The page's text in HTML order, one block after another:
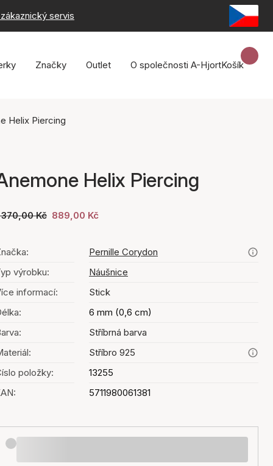
servis
Značky Outlet O společnosti A-HjortKošík
Helix Piercing
Helix Piercing
370,00 Kč 889,00 Kč
Pernille Corydon
výrobku:
Náušnice
informací:
Stick
6 mm (0,6 cm)
Stříbrná barva
Stříbro 925
položky:
13255
5711980061381